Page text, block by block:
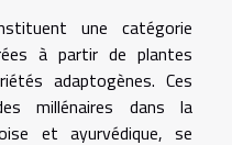
une catégorie
à partir de plantes
adaptogènes. Ces
millénaires dans la
et ayurvédique, se